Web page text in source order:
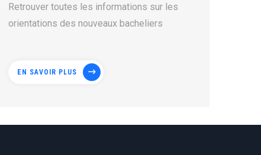
Retrouver toutes les informations sur les
orientations des nouveaux bacheliers
EN SAVOIR PLUS